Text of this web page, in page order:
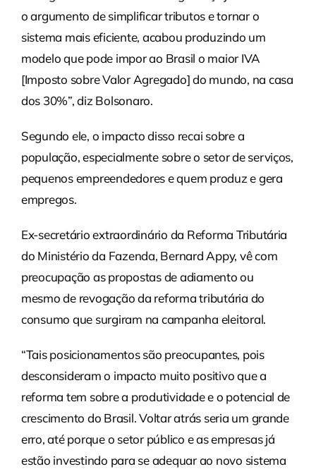
o argumento de simplificar tributos e tornar o
sistema mais eficiente, acabou produzindo um
modelo que pode impor ao Brasil o maior IVA
[Imposto sobre Valor Agregado] do mundo, na casa
dos 30%”, diz Bolsonaro.
Segundo ele, o impacto disso recai sobre a
população, especialmente sobre o setor de serviços,
pequenos empreendedores e quem produz e gera
empregos.
Ex-secretário extraordinário da Reforma Tributária
do Ministério da Fazenda, Bernard Appy, vê com
preocupação as propostas de adiamento ou
mesmo de revogação da reforma tributária do
consumo que surgiram na campanha eleitoral.
“Tais posicionamentos são preocupantes, pois
desconsideram o impacto muito positivo que a
reforma tem sobre a produtividade e o potencial de
crescimento do Brasil. Voltar atrás seria um grande
erro, até porque o setor público e as empresas já
estão investindo para se adequar ao novo sistema